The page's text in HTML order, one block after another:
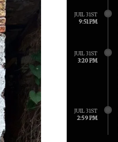
JUIL 31ST
9:51 PM
JUIL 31ST
3:20 PM
JUIL 31ST
2:59 PM